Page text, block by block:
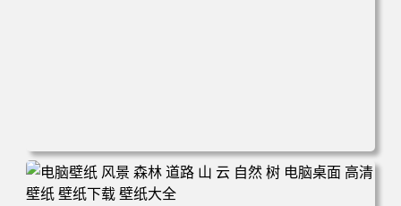
电脑壁纸 悬崖 海 海湾 景观 水 海岸 风景 自然 电脑桌面 高
清壁纸 壁纸下载 壁纸大全